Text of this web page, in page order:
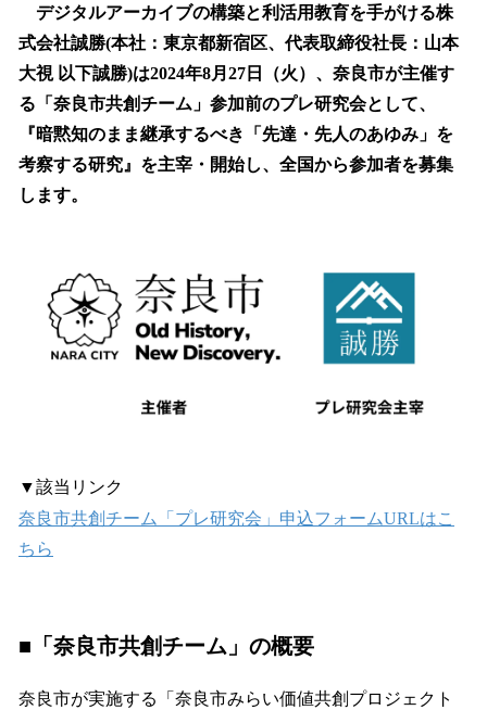
！
数
を
読
み
込
み
中
で
デジタルアーカイブの構築と利活用教育を手がける株
式会社誠勝(本社：東京都新宿区、代表取締役社長：山本
大視 以下誠勝)は2024年8月27日（火）、奈良市が主催す
る「奈良市共創チーム」参加前のプレ研究会として、
『暗黙知のまま継承するべき「先達・先人のあゆみ」を
考察する研究』を主宰・開始し、全国から参加者を募集
します。
▼該当リンク
奈良市共創チーム「プレ研究会」申込フォームURLはこ
ちら
■「奈良市共創チーム」の概要
奈良市が実施する「奈良市みらい価値共創プロジェクト